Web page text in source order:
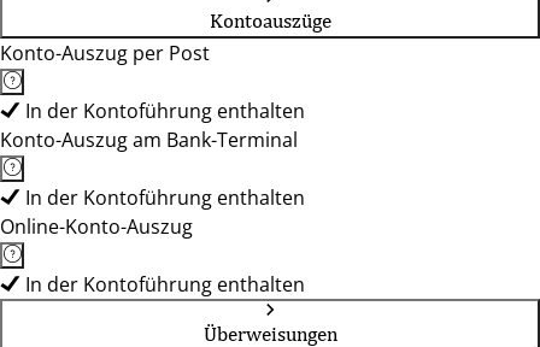
Kontoauszüge
Konto-Auszug per Post
In der Kontoführung enthalten
Konto-Auszug am Bank-Terminal
In der Kontoführung enthalten
Online-Konto-Auszug
In der Kontoführung enthalten
Überweisungen